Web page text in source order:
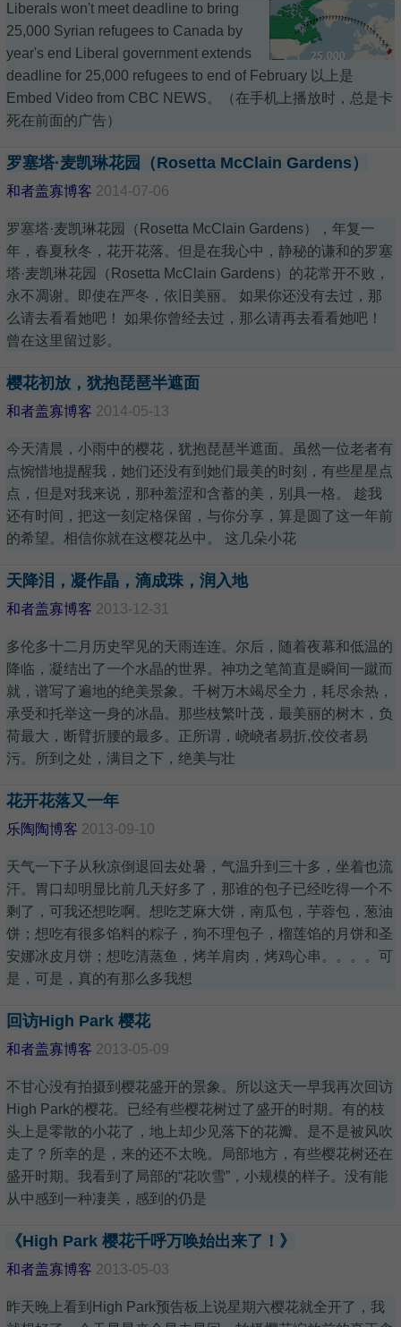
Liberals won't meet deadline to bring
25,000 Syrian refugees to Canada by
year's end Liberal government extends
deadline for 25,000 refugees to end of February 以上是
Embed Video from CBC NEWS。（在手机上播放时，总是卡
死在前面的广告）
罗塞塔·麦凯琳花园（Rosetta McClain Gardens）
和者盖寡博客 2014-07-06
罗塞塔·麦凯琳花园（Rosetta McClain Gardens），年复一
年，春夏秋冬，花开花落。但是在我心中，静秘的谦和的罗塞
塔·麦凯琳花园（Rosetta McClain Gardens）的花常开不败，
永不凋谢。即使在严冬，依旧美丽。 如果你还没有去过，那
么请去看看她吧！ 如果你曾经去过，那么请再去看看她吧！
曾在这里留过影。
樱花初放，犹抱琵琶半遮面
和者盖寡博客 2014-05-13
今天清晨，小雨中的樱花，犹抱琵琶半遮面。虽然一位老者有
点惋惜地提醒我，她们还没有到她们最美的时刻，有些星星点
点，但是对我来说，那种羞涩和含蓄的美，别具一格。 趁我
还有时间，把这一刻定格保留，与你分享，算是圆了这一年前
的希望。相信你就在这樱花丛中。 这几朵小花
天降泪，凝作晶，滴成珠，润入地
和者盖寡博客 2013-12-31
多伦多十二月历史罕见的天雨连连。尔后，随着夜幕和低温的
降临，凝结出了一个水晶的世界。神功之笔简直是瞬间一蹴而
就，谱写了遍地的绝美景象。千树万木竭尽全力，耗尽余热，
承受和托举这一身的冰晶。那些枝繁叶茂，最美丽的树木，负
荷最大，断臂折腰的最多。正所谓，峣峣者易折,佼佼者易
污。所到之处，满目之下，绝美与壮
花开花落又一年
乐陶陶博客 2013-09-10
天气一下子从秋凉倒退回去处暑，气温升到三十多，坐着也流
汗。胃口却明显比前几天好多了，那谁的包子已经吃得一个不
剩了，可我还想吃啊。想吃芝麻大饼，南瓜包，芋蓉包，葱油
饼；想吃有很多馅料的粽子，狗不理包子，榴莲馅的月饼和圣
安娜冰皮月饼；想吃清蒸鱼，烤羊肩肉，烤鸡心串。。。。可
是，可是，真的有那么多我想
回访High Park 樱花
和者盖寡博客 2013-05-09
不甘心没有拍摄到樱花盛开的景象。所以这天一早我再次回访
High Park的樱花。已经有些樱花树过了盛开的时期。有的枝
头上是零散的小花了，地上却少见落下的花瓣。是不是被风吹
走了？所幸的是，来的还不太晚。局部地方，有些樱花树还在
盛开时期。我看到了局部的“花吹雪”，小规模的样子。没有能
从中感到一种凄美，感到的仍是
《High Park 樱花千呼万唤始出来了！》
和者盖寡博客 2013-05-03
昨天晚上看到High Park预告板上说星期六樱花就全开了，我